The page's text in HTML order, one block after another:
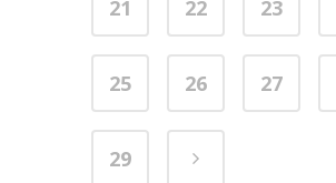
21 22 23
25 26 27
29